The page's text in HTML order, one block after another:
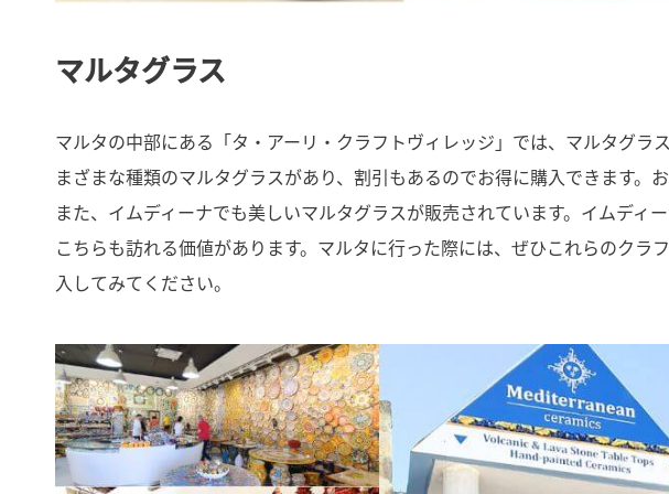
マルタグラス
マルタの中部にある「タ・アーリ・クラフトヴィレッジ」では、マルタグラ
まざまな種類のマルタグラスがあり、割引もあるのでお得に購入できます。
また、イムディーナでも美しいマルタグラスが販売されています。イムディ
こちらも訪れる価値があります。マルタに行った際には、ぜひこれらのクラ
入してみてください。